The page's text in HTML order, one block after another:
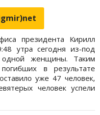
президента Кирилл
утра сегодня из-под
женщины. Таким
в результате
уже 47 человек,
человек успели